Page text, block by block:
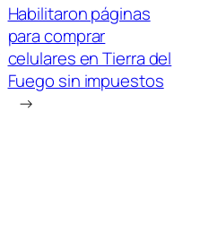
Habilitaron páginas
para comprar
celulares en Tierra del
Fuego sin impuestos
→